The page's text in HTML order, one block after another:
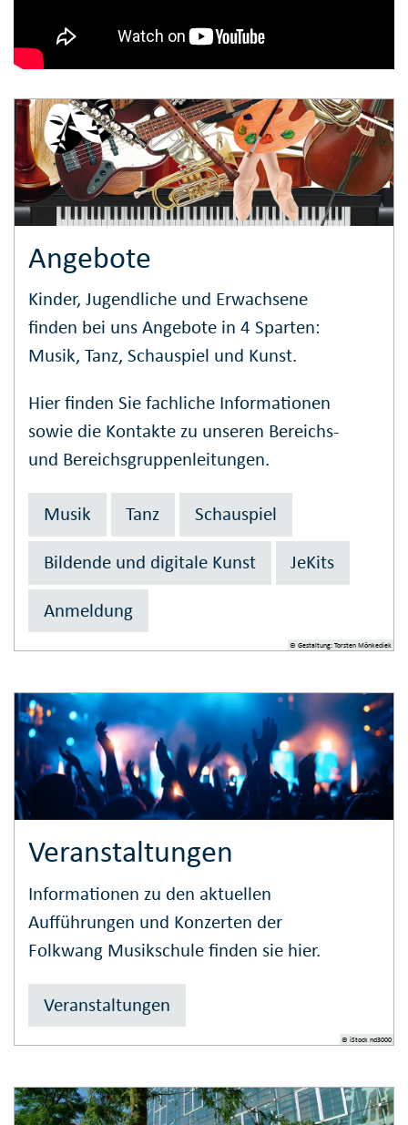
© Gestaltung: Torsten Mönkediek
Angebote
Kinder, Jugendliche und Erwachsene
finden bei uns Angebote in 4 Sparten:
Musik, Tanz, Schauspiel und Kunst.
Hier finden Sie fachliche Informationen
sowie die Kontakte zu unseren Bereichs-
und Bereichsgruppenleitungen.
Musik Tanz Schauspiel
Bildende und digitale Kunst JeKits
Anmeldung
© iStock nd3000
Veranstaltungen
Informationen zu den aktuellen
Aufführungen und Konzerten der
Folkwang Musikschule finden sie hier.
Veranstaltungen